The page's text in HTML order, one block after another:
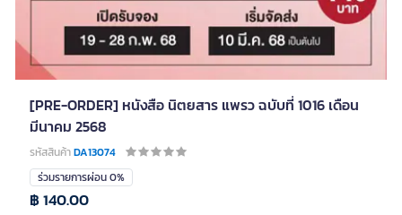
[PRE-ORDER] หนังสือ นิตยสาร แพรว ฉบับที่ 1016 เดือน
มีนาคม 2568
รหัสสินค้าDA13074
ร่วมรายการผ่อน 0%
฿ 140.00